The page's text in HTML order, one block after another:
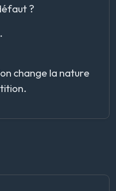
?
change la nature